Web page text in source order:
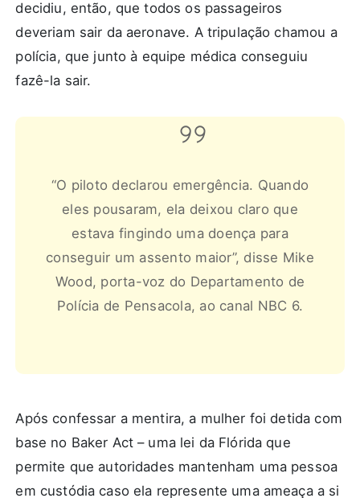
decidiu, então, que todos os passageiros
deveriam sair da aeronave. A tripulação chamou a
polícia, que junto à equipe médica conseguiu
fazê-la sair.
“O piloto declarou emergência. Quando
eles pousaram, ela deixou claro que
estava fingindo uma doença para
conseguir um assento maior”, disse Mike
Wood, porta-voz do Departamento de
Polícia de Pensacola, ao canal NBC 6.
Após confessar a mentira, a mulher foi detida com
base no Baker Act – uma lei da Flórida que
permite que autoridades mantenham uma pessoa
em custódia caso ela represente uma ameaça a si